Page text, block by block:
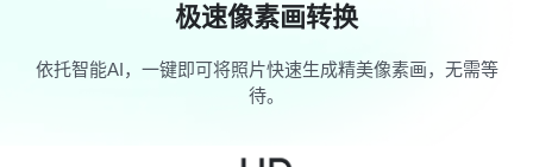
极速像素画转换
依托智能AI，一键即可将照片快速生成精美像素画，无需等
待。